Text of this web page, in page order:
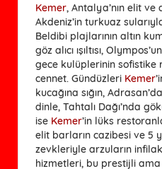
Kemer, Antalya’nın elit ve
Akdeniz’in turkuaz
Beldibi plajlarının altın
göz alıcı ışıltısı,
gece kulüplerinin sofistike
cennet. Gündüzleri Kemer
kucağına sığın,
dinle, Tahtalı Dağı’nda
ise Kemer’in lüks
elit barların cazibesi ve 5
zevkleriyle arzuların
hizmetleri, bu prestijli